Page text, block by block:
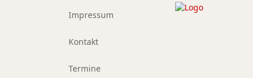
Impressum
Kontakt
Termine